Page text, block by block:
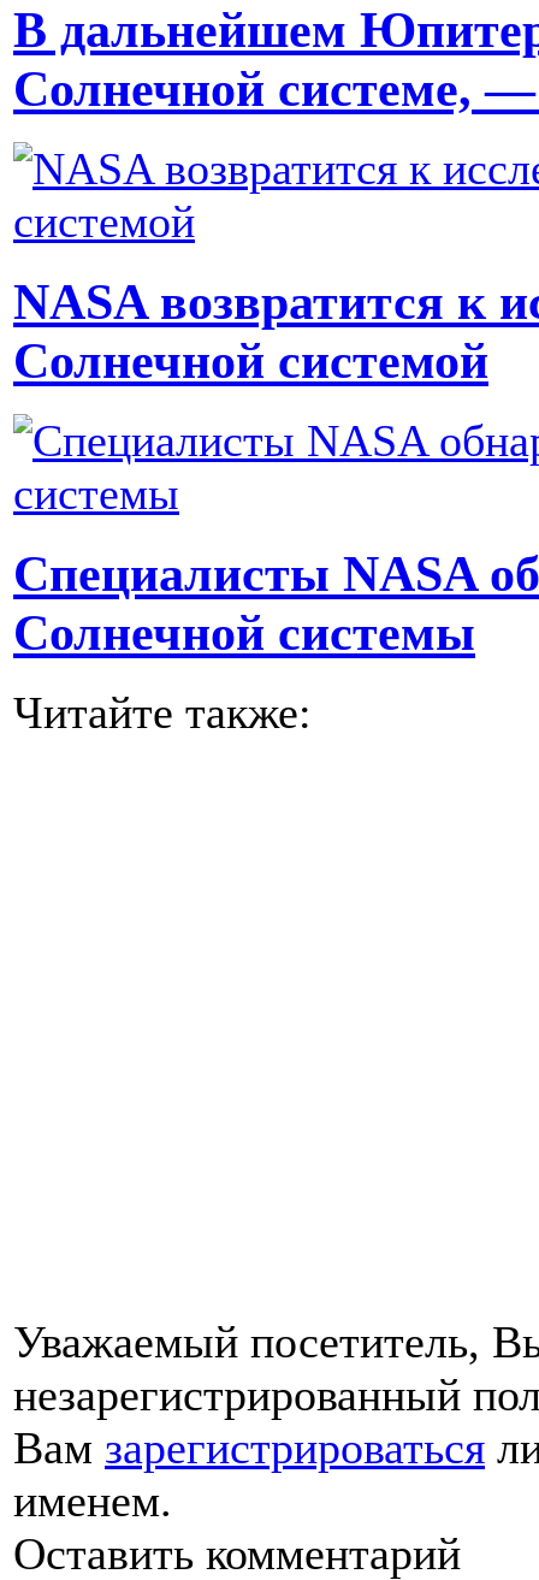
В дальнейшем
Солнечной системе,
NASA возвратится к
Солнечной системой
Специалисты NASA
Солнечной системы
Читайте также:
Уважаемый посетитель,
незарегистрированный
Вам зарегистрироваться
именем.
Оставить комментарий